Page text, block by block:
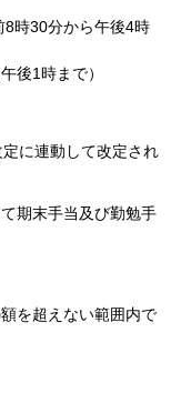
30分から午後4時
まで）
連動して改定され
末手当及び勤勉手
超えない範囲内で